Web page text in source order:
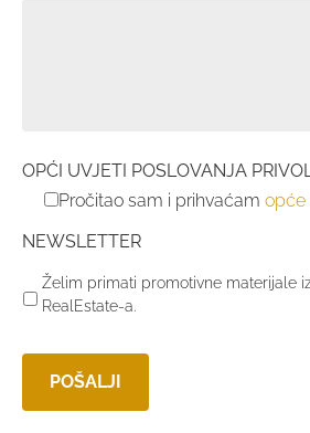
OPĆI UVJETI POSLOVANJA
Pročitao sam i prihvaćam opće
NEWSLETTER
Želim primati promotivne materijale
RealEstate-a.